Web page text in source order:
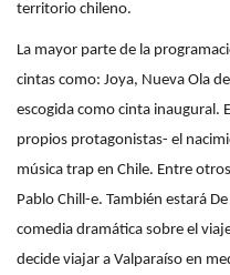
territorio chileno.
La mayor parte de la
cintas como: Joya, Nueva Ola
escogida como cinta inaugural.
propios protagonistas- el
música trap en Chile. Entre
Pablo Chill-e. También estará
comedia dramática sobre el
decide viajar a Valparaíso en